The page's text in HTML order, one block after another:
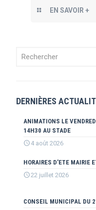
EN SAVOIR +
DERNIÈRES
ANIMATIONS LE
14H30 AU STADE
4 août 2026
HORAIRES D’ETE MAIRIE
22 juillet 2026
CONSEIL MUNICIPAL DU